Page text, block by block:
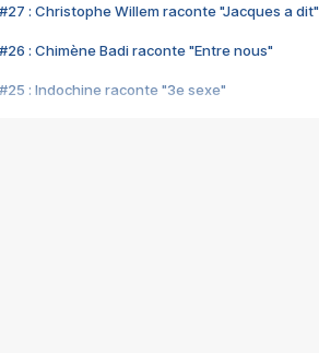
#27 : Christophe Willem raconte "Jacques a dit"
#26 : Chimène Badi raconte "Entre nous"
#25 : Indochine raconte "3e sexe"